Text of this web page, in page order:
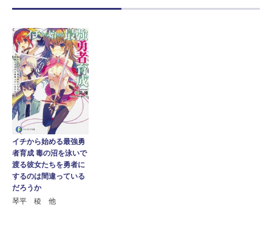
イチから始める最強勇
者育成 毒の沼を泳いで
渡る彼女たちを勇者に
するのは間違っている
だろうか
琴平 稜 他